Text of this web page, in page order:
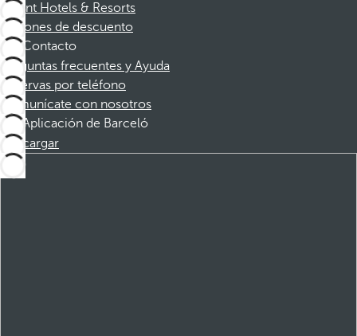
Dorint Hotels & Resorts
Cupones de descuento
Contacto
Preguntas frecuentes y Ayuda
Reservas por teléfono
Comunícate con nosotros
Aplicación de Barceló
Descargar